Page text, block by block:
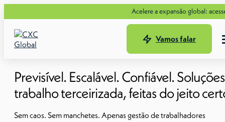
Acelere a expansão global: acesse os
Vamos falar
Previsível. Escalável. Confiável.
trabalho terceirizada, feitas do jeito
Sem caos. Sem manchetes. Apenas gestão de trabalhadores